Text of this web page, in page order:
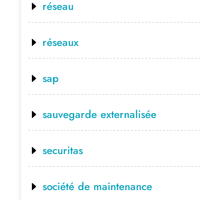
réseau
réseaux
sap
sauvegarde externalisée
securitas
société de maintenance